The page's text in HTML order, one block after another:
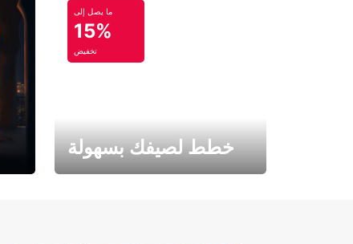
ما يصل إلى
15%
تخفيض
خطط لصيفك بسهولة